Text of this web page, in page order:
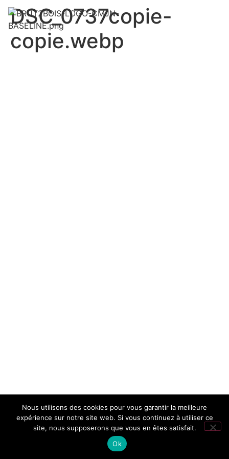
DSC_0737copie-
copie.webp
Nous utilisons des cookies pour vous garantir la meilleure
expérience sur notre site web. Si vous continuez à utiliser ce
site, nous supposerons que vous en êtes satisfait.
Ok